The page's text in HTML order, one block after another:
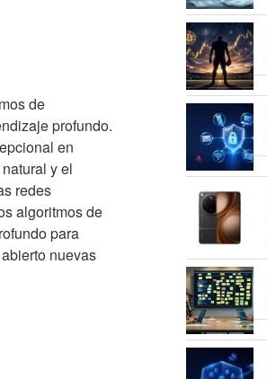
de
profundo.
en
y el
redes
algoritmos de
para
nuevas